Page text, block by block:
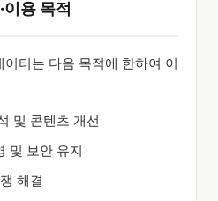
용 목적
터는 다음 목적에 한하여 이
및 콘텐츠 개선
및 보안 유지
해결